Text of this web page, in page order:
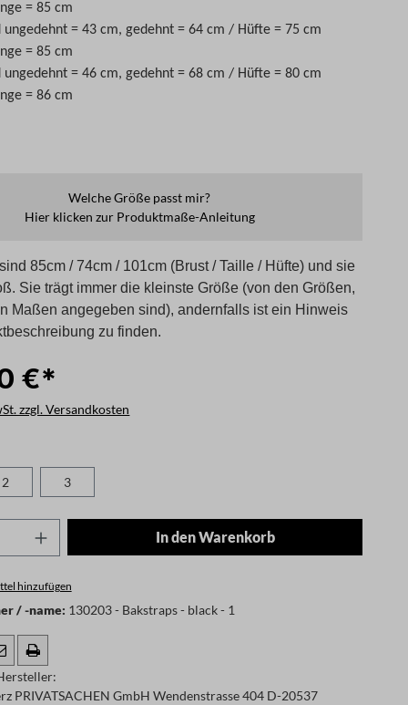
= 85cm
ungedehnt = 43 cm, gedehnt = 64 cm / Hüfte = 75 cm
= 85 cm
ungedehnt = 46 cm, gedehnt = 68 cm / Hüfte = 80 cm
= 86 cm
Welche Größe passt mir?
Hier klicken zur Produktmaße-Anleitung
85cm / 74cm / 101cm (Brust / Taille / Hüfte) und sie
Sie trägt immer die kleinste Größe (von den Größen,
Maßen angegeben sind), andernfalls ist ein Hinweis
zu finden.
€*
zzgl. Versandkosten
2 3
Anzahl: Gib den gewünschten Wert ein
In den Warenkorb
hinzufügen
/ -name: 130203 - Bakstraps - black - 1
PRIVATSACHEN GmbH Wendenstrasse 404 D-20537